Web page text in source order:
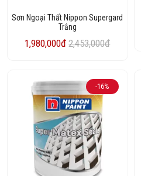
Sơn Ngoại Thất Nippon Supergard
Trắng
1,980,000đ 2,453,000đ
-16%